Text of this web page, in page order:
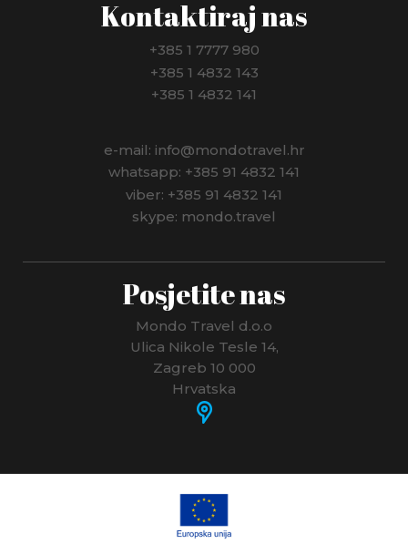
Kontaktiraj nas
+385 1 7777 980
+385 1 4832 143
+385 1 4832 141
e-mail: info@mondotravel.hr
whatsapp: +385 91 4832 141
viber: +385 91 4832 141
skype: mondo.travel
Posjetite nas
Mondo Travel d.o.o
Ulica Nikole Tesle 14,
Zagreb 10 000
Hrvatska